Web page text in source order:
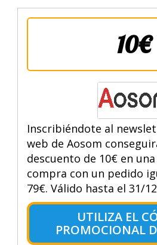
10€
Inscribiéndote al
web de Aosom
descuento de 10€ en
compra con un pedido
79€. Válido hasta el 31/
UTILIZA EL
PROMOCIONAL